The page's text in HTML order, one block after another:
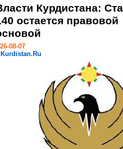
Курдистана:
остается правовой
08-07
Kurdistan.Ru